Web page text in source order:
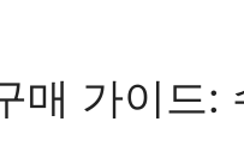
매 가이드: